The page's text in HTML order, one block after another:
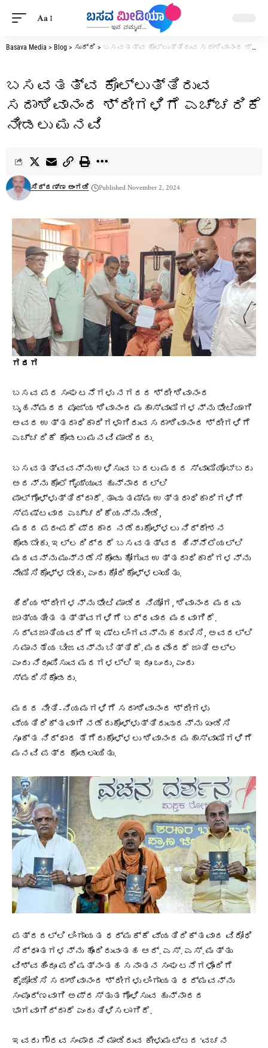
Aa
Basava Media > Blog > ಸುದ್ದಿ > ಬಸವತತ್ವ ಕೊಲ್ಲುತ್ತಿರುವ ಸದಾಶಿವಾನಂದ ಶ್ರೀಗಳಿಗೆ ಎಚ್ಚರಿಕೆ ನೀಡಲು ಮನವಿ
ಬಸವತತ್ವ ಕೊಲ್ಲುತ್ತಿರುವ
ಸದಾಶಿವಾನಂದ ಶ್ರೀಗಳಿಗೆ ಎಚ್ಚರಿಕೆ
ನೀಡಲು ಮನವಿ
ಸಿದ್ದಣ್ಣ ಅಂಗಡಿ Published November 2, 2024
ಗದಗ
ಬಸವ ಪರ ಸಂಘಟನೆಗಳು ನಗರದ ಶ್ರೀ ಶಿವಾನಂದ
ಬೃಹನ್ಮಠದ ಪೂಜ್ಯ ಶಿವಾನಂದ ಮಹಾಸ್ವಾಮಿಗಳನ್ನು ಭೇಟಿಯಾಗಿ
ಅವರ ಉತ್ತರಾಧಿಕಾರಿಗಳಾಗಿರುವ ಸದಾಶಿವಾನಂದ ಶ್ರೀಗಳಿಗೆ
ಎಚ್ಚರಿಕೆ ಕೊಡಲು ಮನವಿ ಮಾಡಿದರು.
ಬಸವತತ್ವವನ್ನು ಉಳಿಸುವ ಬದಲು ಮಠದ ಸ್ವಾಮಿಯೊಬ್ಬರು
ಅದನ್ನು ಕೊಲೆಗೈಯ್ಯುವ ಹುನ್ನಾರದಲ್ಲಿ
ಪಾಲ್ಗೊಳ್ಳುತ್ತಿದ್ದಾರೆ. ತಾವು ತಮ್ಮ ಉತ್ತರಾಧಿಕಾರಿಗಳಿಗೆ
ಸ್ಪಷ್ಟವಾದ ಎಚ್ಚರಿಕೆಯನ್ನು ನೀಡಿ,
ಮಠದ ಪರಂಪರೆ ಪ್ರಕಾರ ನಡೆದುಕೊಳ್ಳಲು ನಿರ್ದೇಶನ
ಕೊಡಬೇಕು. ಇಲ್ಲದಿದ್ದರೆ ಬಸವತತ್ವದ ಹಿನ್ನೆಲೆಯಲ್ಲಿ
ಮಠವನ್ನು ಮುನ್ನಡೆಸಿಕೊಂಡು ಹೋಗುವ ಉತ್ತರಾಧಿಕಾರಿಗಳನ್ನು
ನೇಮಿಸಿಕೊಳ್ಳಬೇಕು, ಎಂದು ಕೋರಿಕೊಳ್ಳಲಾಯಿತು.
ಹಿರಿಯ ಶ್ರೀಗಳನ್ನು ಭೇಟಿ ಮಾಡಿದ ನಿಯೋಗ, ಶಿವಾನಂದ ಮಠವು
ಜಾತ್ಯತೀತ ತತ್ತ್ವಗಳಿಗೆ ಬದ್ಧವಾದ ಮಠವಾಗಿದೆ.
ಸರ್ವಜಾತಿಯವರಿಗೆ ಇಷ್ಟಲಿಂಗವನ್ನು ಕರುಣಿಸಿ, ಅವರಲ್ಲಿ
ಸಮಾನತೆಯ ಬೀಜವನ್ನು ಬಿತ್ತಿದೆ. ಮಠವೆಂದರೆ ಜಾತಿ ಅಲ್ಲ
ಎಂದು ನಿರೂಪಿಸುವ ಮಠಗಳಲ್ಲಿ ಇದೂ ಒಂದು, ಎಂದು
ಸ್ಮರಿಸಿಕೊಂಡರು.
ಮಠದ ನೀತಿ-ನಿಯಮಗಳಿಗೆ ಸದಾಶಿವಾನಂದ ಶ್ರೀಗಳು
ವ್ಯತಿರಿಕ್ತವಾಗಿ ನಡೆದುಕೊಳ್ಳುತ್ತಿರುವುದನ್ನು ಖಂಡಿಸಿ
ಸೂಕ್ತ ನಿರ್ಧಾರ ತೆಗೆದುಕೊಳ್ಳಲು ಶಿವಾನಂದ ಮಹಾಸ್ವಾಮಿಗಳಿಗೆ
ಮನವಿ ಪತ್ರ ಕೊಡಲಾಯಿತು.
ಪತ್ರದಲ್ಲಿ ಲಿಂಗಾಯತ ಧರ್ಮಕ್ಕೆ ವ್ಯತಿರಿಕ್ತವಾದ ವಿರೋಧಿ
ಸಿದ್ಧಾಂತಗಳನ್ನು ಹೊಂದಿರುವಂತಹ ಆರ್. ಎಸ್. ಎಸ್. ಮತ್ತು
ವಿಶ್ವಹಿಂದೂ ಪರಿಷತ್‌ನಂತಹ ಸನಾತನ ಸಂಘಟನೆಗಳೊಂದಿಗೆ
ಕೈಜೋಡಿಸಿ ಸದಾಶಿವಾನಂದ ಶ್ರೀಗಳು ಲಿಂಗಾಯತ ಧರ್ಮವನ್ನು
ಸಂಪೂರ್ಣವಾಗಿ ಅಪ್ರಸ್ತುತಗೊಳಿಸುವ ಹುನ್ನಾರದ
ಭಾಗವಾಗಿದ್ದಾರೆ ಎಂದು ತಿಳಿಸಲಾಗಿದೆ.
ಇವರು ಗೌರವ ಸಂಪಾದನೆ ಮಾಡಿರುವ ಕೀಳುಮಟ್ಟದ ‘ವಚನ